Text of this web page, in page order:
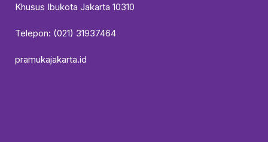
Khusus Ibukota Jakarta 10310
Telepon: (021) 31937464
pramukajakarta.id